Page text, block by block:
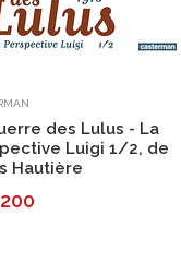
des Lulus - La
Luigi 1/2, de
Hautière